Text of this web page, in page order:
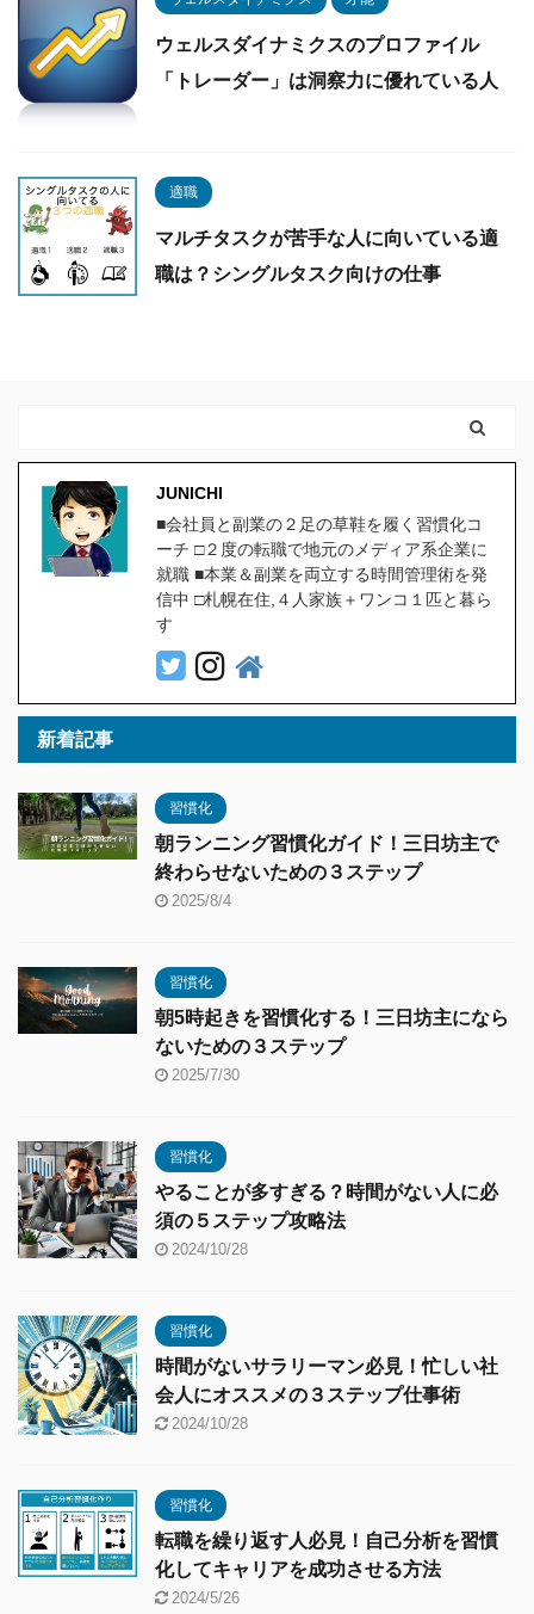
ウェルスダイナミクスのプロファイル
「トレーダー」は洞察力に優れている人
適職
マルチタスクが苦手な人に向いている適
職は？シングルタスク向けの仕事
JUNICHI
■会社員と副業の２足の草鞋を履く習慣化コ
ーチ □２度の転職で地元のメディア系企業に
就職 ■本業＆副業を両立する時間管理術を発
信中 □札幌在住,４人家族＋ワンコ１匹と暮ら
す
新着記事
習慣化
朝ランニング習慣化ガイド！三日坊主で
終わらせないための３ステップ
2025/8/4
習慣化
朝5時起きを習慣化する！三日坊主になら
ないための３ステップ
2025/7/30
習慣化
やることが多すぎる？時間がない人に必
須の５ステップ攻略法
2024/10/28
習慣化
時間がないサラリーマン必見！忙しい社
会人にオススメの３ステップ仕事術
2024/10/28
習慣化
転職を繰り返す人必見！自己分析を習慣
化してキャリアを成功させる方法
2024/5/26